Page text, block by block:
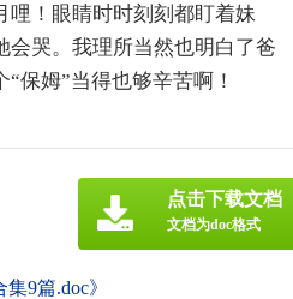
哩！眼睛时时刻刻都盯着妹
会哭。我理所当然也明白了爸
保姆”当得也够辛苦啊！
9篇.doc》
点击下载文档
文档为doc格式